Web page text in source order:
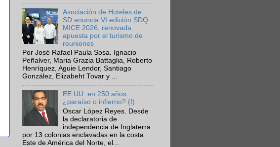
Asociación de Hoteles de
SD anuncia VI edición SDQ
MICE 2026, renovada
apuesta por el turismo de
reuniones
Por José Rafael Paula Sosa. Ignacio
Peñalver, Maria Grazia Battaglia, Roberto
Henríquez, Aguie Lendor, Santiago
González, Elizabeht Tovar y ...
EE.UU. en 250 años:
¿paraíso o infierno? (I)
Oscar López Reyes. Desde
la declaratoria de
independencia de Inglaterra
por 13 colonias enclavadas en la costa
Este de América del Norte, el...